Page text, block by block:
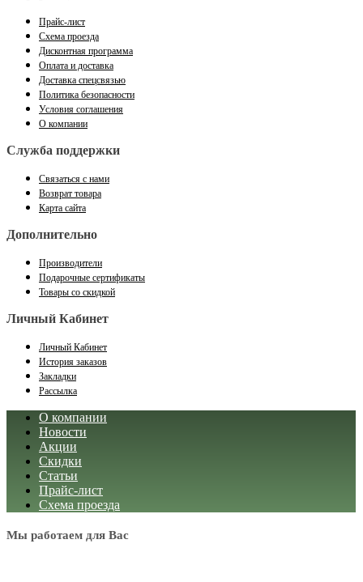
Прайс-лист
Схема проезда
Дисконтная программа
Оплата и доставка
Доставка спецсвязью
Политика безопасности
Условия соглашения
О компании
Служба поддержки
Связаться с нами
Возврат товара
Карта сайта
Дополнительно
Производители
Подарочные сертификаты
Товары со скидкой
Личный Кабинет
Личный Кабинет
История заказов
Закладки
Рассылка
О компании
Новости
Акции
Скидки
Статьи
Прайс-лист
Схема проезда
Мы работаем для Вас